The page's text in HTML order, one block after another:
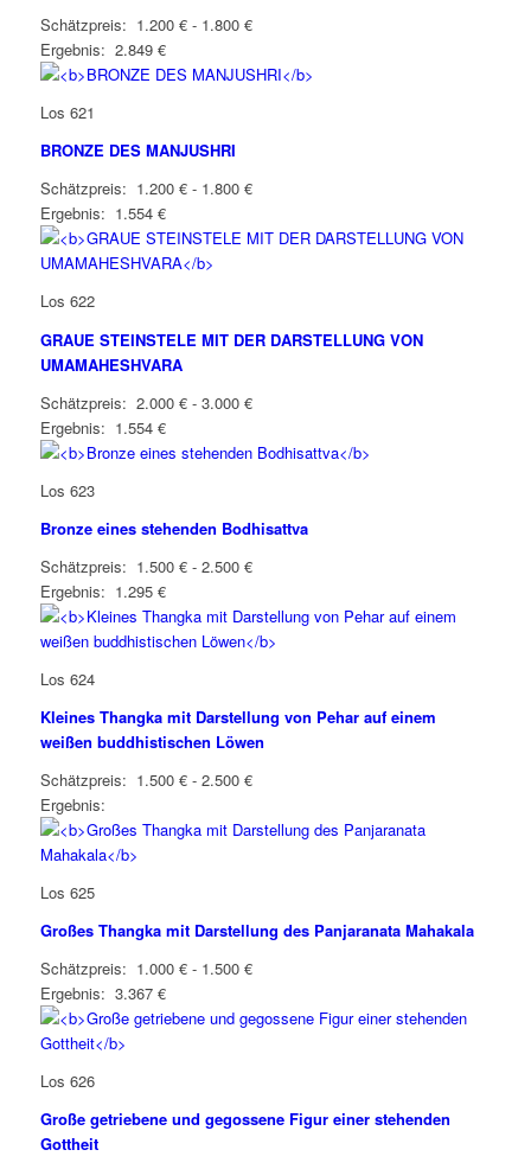
Schätzpreis: 1.200 € - 1.800 €
Ergebnis: 2.849 €
Los 621
BRONZE DES MANJUSHRI
Schätzpreis: 1.200 € - 1.800 €
Ergebnis: 1.554 €
Los 622
GRAUE STEINSTELE MIT DER DARSTELLUNG VON
UMAMAHESHVARA
Schätzpreis: 2.000 € - 3.000 €
Ergebnis: 1.554 €
Los 623
Bronze eines stehenden Bodhisattva
Schätzpreis: 1.500 € - 2.500 €
Ergebnis: 1.295 €
Los 624
Kleines Thangka mit Darstellung von Pehar auf einem
weißen buddhistischen Löwen
Schätzpreis: 1.500 € - 2.500 €
Ergebnis:
Los 625
Großes Thangka mit Darstellung des Panjaranata Mahakala
Schätzpreis: 1.000 € - 1.500 €
Ergebnis: 3.367 €
Los 626
Große getriebene und gegossene Figur einer stehenden
Gottheit